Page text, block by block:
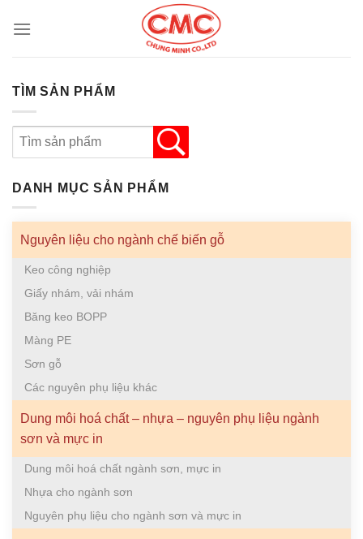
TÌM SẢN PHẨM
DANH MỤC SẢN PHẨM
Nguyên liệu cho ngành chế biến gỗ
Keo công nghiệp
Giấy nhám, vải nhám
Băng keo BOPP
Màng PE
Sơn gỗ
Các nguyên phụ liệu khác
Dung môi hoá chất – nhựa – nguyên phụ liệu ngành
sơn và mực in
Dung môi hoá chất ngành sơn, mực in
Nhựa cho ngành sơn
Nguyên phụ liệu cho ngành sơn và mực in